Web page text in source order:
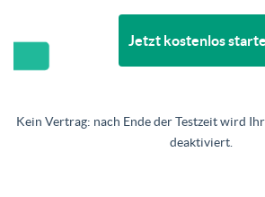
Jetzt kostenlos
Kein Vertrag: nach Ende der Testzeit wird
deaktiviert.